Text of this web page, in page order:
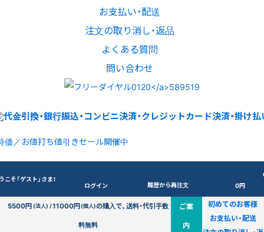
お支払い・配送
注文の取り消し・返品
よくある質問
問い合わせ
価／お値打ち値引きセール開催中
こそ「ゲスト」さま！
ログイン 履歴から再注文
0円
5500円(法人) /11000円(個人)の購入で、送料・代引手数
料無料
ご案
内
初めてのお客様
お支払い・配送